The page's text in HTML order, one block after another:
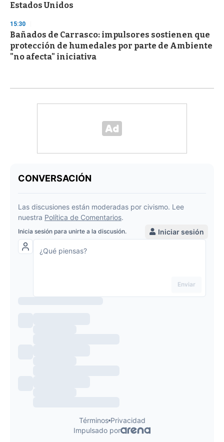
Estados Unidos
15:30
Bañados de Carrasco: impulsores sostienen que
protección de humedales por parte de Ambiente
"no afecta" iniciativa